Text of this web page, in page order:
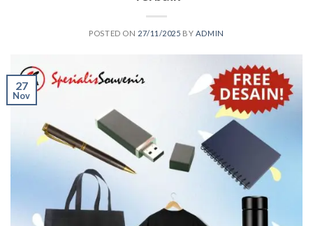
POSTED ON 27/11/2025 BY ADMIN
27
Nov